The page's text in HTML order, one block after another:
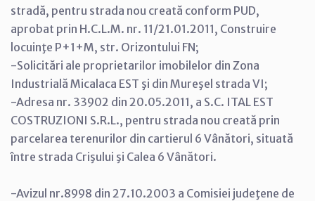
stradă, pentru strada nou creată conform PUD,
aprobat prin H.C.L.M. nr. 11/21.01.2011, Construire
locuinţe P+1+M, str. Orizontului FN;
-Solicitări ale proprietarilor imobilelor din Zona
Industrială Micalaca EST şi din Mureşel strada VI;
-Adresa nr. 33902 din 20.05.2011, a S.C. ITAL EST
COSTRUZIONI S.R.L., pentru strada nou creată prin
parcelarea terenurilor din cartierul 6 Vânători, situată
între strada Crişului şi Calea 6 Vânători.
-Avizul nr.8998 din 27.10.2003 a Comisiei judeţene de